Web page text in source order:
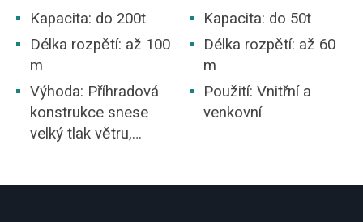
Kapacita: do 200t
Délka rozpětí: až 100
m
Výhoda: Příhradová
konstrukce snese
velký tlak větru,
Kapacita: do 50t
Délka rozpětí: až 60
m
Použití: Vnitřní a
venkovní